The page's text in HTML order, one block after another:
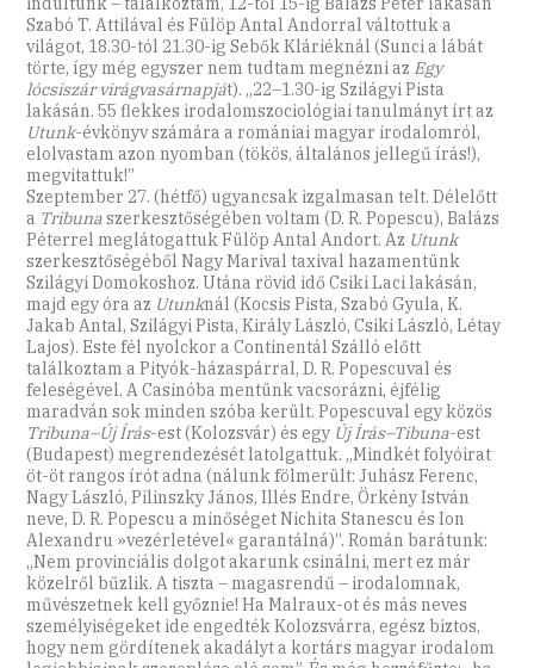
Szabó T. Attilával és Fülöp Antal Andorral váltottuk a
világot, 18.30-tól 21.30-ig Sebők Kláriéknál (Sunci a lábát
törte, így még egyszer nem tudtam megnézni az Egy
lócsiszár virágvasárnapját). „22–1.30-ig Szilágyi Pista
lakásán. 55 flekkes irodalomszociológiai tanulmányt írt az
Utunk-évkönyv számára a romániai magyar irodalomról,
elolvastam azon nyomban (tökös, általános jellegű írás!),
megvitattuk!”
Szeptember 27. (hétfő) ugyancsak izgalmasan telt. Délelőtt
a Tribunaszerkesztőségében voltam (D. R. Popescu), Balázs
Péterrel meglátogattuk Fülöp Antal Andort. Az Utunk
szerkesztőségéből Nagy Marival taxival hazamentünk
Szilágyi Domokoshoz. Utána rövid idő Csiki Laci lakásán,
majd egy óra az Utunknál (Kocsis Pista, Szabó Gyula, K.
Jakab Antal, Szilágyi Pista, Király László, Csiki László, Létay
Lajos). Este fél nyolckor a Continentál Szálló előtt
találkoztam a Pityók-házaspárral, D. R. Popescuval és
feleségével. A Casinóba mentünk vacsorázni, éjfélig
maradván sok minden szóba került. Popescuval egy közös
Tribuna–Új Írás-est (Kolozsvár) és egy Új Írás–Tibuna-est
(Budapest) megrendezését latolgattuk. „Mindkét folyóirat
öt-öt rangos írót adna (nálunk fölmerült: Juhász Ferenc,
Nagy László, Pilinszky János, Illés Endre, Örkény István
neve, D. R. Popescu a minőséget Nichita Stanescu és Ion
Alexandru »vezérletével« garantálná)”. Román barátunk:
„Nem provinciális dolgot akarunk csinálni, mert ez már
közelről bűzlik. A tiszta – magasrendű – irodalomnak,
művészetnek kell győznie! Ha Malraux-ot és más neves
személyiségeket ide engedték Kolozsvárra, egész biztos,
hogy nem gördítenek akadályt a kortárs magyar irodalom